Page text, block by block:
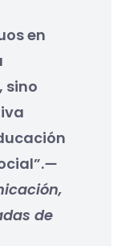
en
sino
—
de